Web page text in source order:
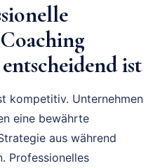
ist
kompetitiv. Unternehmen
eine bewährte
aus während
Professionelles